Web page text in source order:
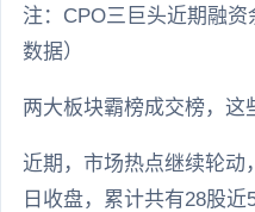
注：CPO三巨头近期融
数据）
两大板块霸榜成交榜，这
近期，市场热点继续轮动
日收盘，累计共有28股